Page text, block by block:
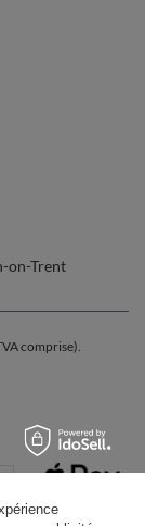
on-Trent
comprise).